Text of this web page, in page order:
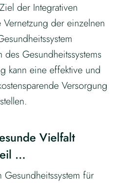
der Integrativen
der einzelnen
Gesundheitssystems
kann eine effektive und
Versorgung
Vielfalt
…
für